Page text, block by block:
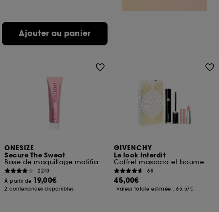
Ajouter au panier
ONESIZE
Secure The Sweat
Base de maquillage matifiante waterproof
2210
À partir de 19,00€
2 contenances disponibles
GIVENCHY
Le look Interdit
Coffret mascara et baume embellisseur de lèvres
68
45,00€
Valeur totale estimée :65,57€